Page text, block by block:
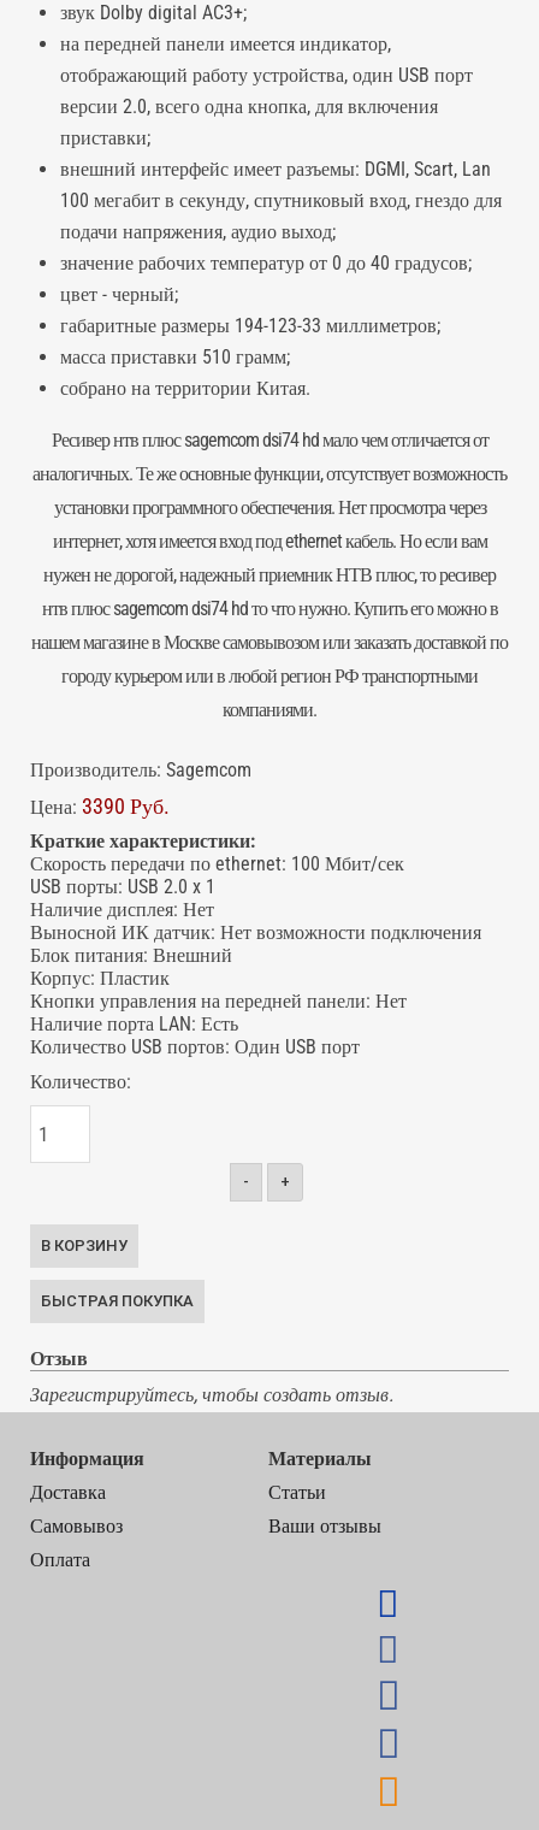
звук Dolby digital AC3+;
на передней панели имеется индикатор,
отображающий работу устройства, один USB порт
версии 2.0, всего одна кнопка, для включения
приставки;
внешний интерфейс имеет разъемы: DGMI, Scart, Lan
100 мегабит в секунду, спутниковый вход, гнездо для
подачи напряжения, аудио выход;
значение рабочих температур от 0 до 40 градусов;
цвет - черный;
габаритные размеры 194-123-33 миллиметров;
масса приставки 510 грамм;
собрано на территории Китая.
Ресивер нтв плюс sagemcom dsi74 hd мало чем отличается от
аналогичных. Те же основные функции, отсутствует возможность
установки программного обеспечения. Нет просмотра через
интернет, хотя имеется вход под ethernet кабель. Но если вам
нужен не дорогой, надежныйприемник НТВ плюс, то ресивер
нтв плюс sagemcom dsi74 hd то что нужно. Купить его можно в
нашем магазине в Москве самовывозом или заказать доставкой по
городу курьером или в любой регион РФ транспортными
компаниями.
Производитель: Sagemcom
Цена: 3390 Руб.
Краткие характеристики:
Скорость передачи по ethernet: 100 Мбит/сек
USB порты: USB 2.0 x 1
Наличие дисплея: Нет
Выносной ИК датчик: Нет возможности подключения
Блок питания: Внешний
Корпус: Пластик
Кнопки управления на передней панели: Нет
Наличие порта LAN: Есть
Количество USB портов: Один USB порт
Количество:
- +
Отзыв
Зарегистрируйтесь, чтобы создать отзыв.
Информация
Доставка
Самовывоз
Оплата
Материалы
Статьи
Ваши отзывы